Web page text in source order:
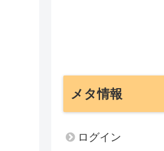
メタ情報
ログイン